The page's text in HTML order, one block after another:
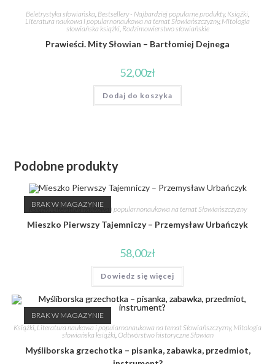
Beletrystyka słowiańska, Bestsellery - Najbardziej popularne produkty, Książki,
Literatura naukowa i popularnonaukowa na temat Słowiańszczyzny, Mitologia
słowiańska książki, Rodzimowierstwo słowiańskie
Prawieści. Mity Słowian – Bartłomiej Dejnega
52,00zł
Dodaj do koszyka
Podobne produkty
BRAK W MAGAZYNIE
Książki, Literatura naukowa i popularnonaukowa na temat Słowiańszczyzny
Mieszko Pierwszy Tajemniczy – Przemysław Urbańczyk
58,00zł
Dowiedz się więcej
BRAK W MAGAZYNIE
Książki,Literatura naukowa i popularnonaukowa na temat Słowiańszczyzny, Mitologia
słowiańska książki, Odtwórstwo historyczne Słowian
Myśliborska grzechotka – pisanka, zabawka, przedmiot,